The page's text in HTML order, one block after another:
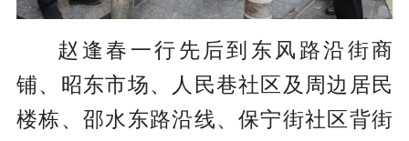
赵逢春一行先后到东风路沿街商
铺、昭东市场、人民巷社区及周边居民
楼栋、邵水东路沿线、保宁街社区背街